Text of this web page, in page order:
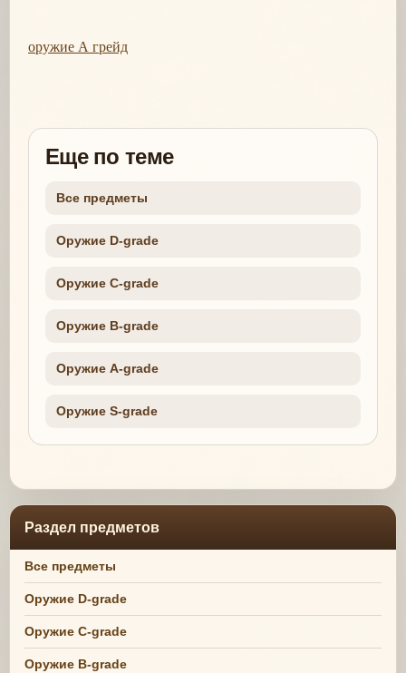
оружие А грейд
Еще по теме
Все предметы
Оружие D-grade
Оружие C-grade
Оружие B-grade
Оружие A-grade
Оружие S-grade
Раздел предметов
Все предметы
Оружие D-grade
Оружие C-grade
Оружие B-grade